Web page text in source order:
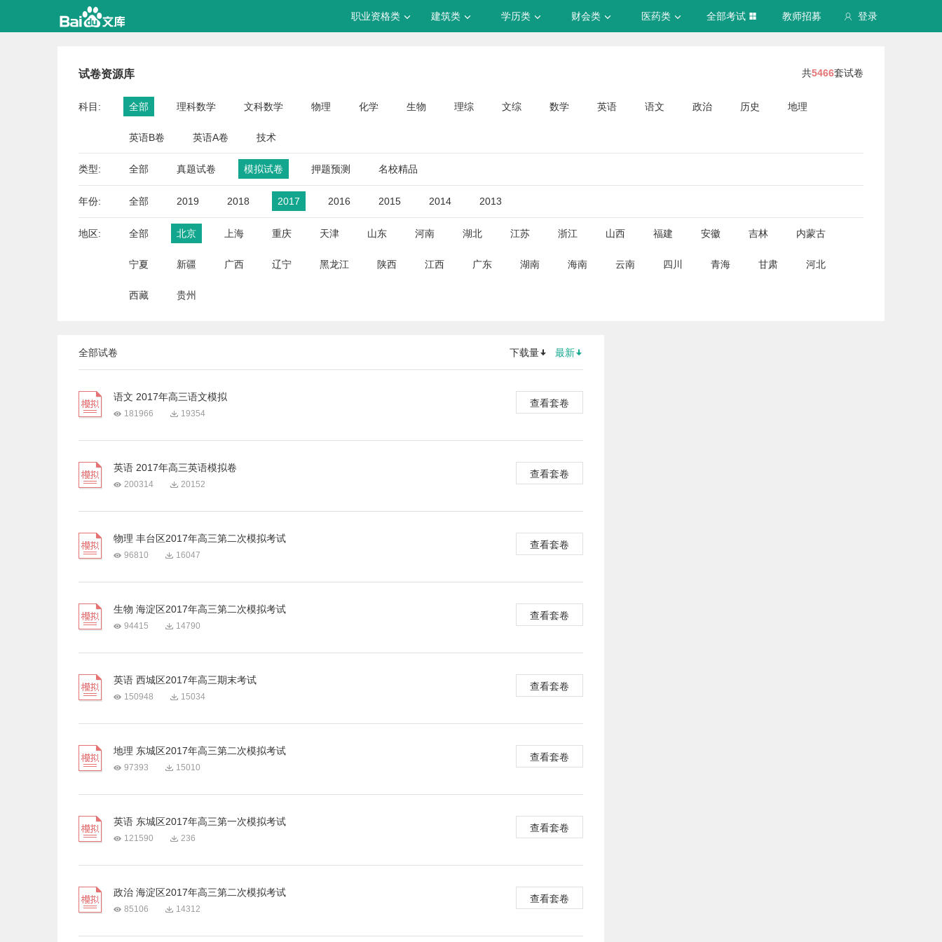
登录
职业资格类 建筑类 学历类 财会类 医药类 全部考试 教师招募
试卷资源库 共5466套试卷
科目: 全部 理科数学 文科数学 物理 化学 生物 理综 文综 数学 英语 语文 政治 历史 地理
英语B卷 英语A卷 技术
类型: 全部 真题试卷 模拟试卷 押题预测 名校精品
年份: 全部 2019 2018 2017 2016 2015 2014 2013
地区: 全部 北京 上海 重庆 天津 山东 河南 湖北 江苏 浙江 山西 福建 安徽 吉林 内蒙古
宁夏 新疆 广西 辽宁 黑龙江 陕西 江西 广东 湖南 海南 云南 四川 青海 甘肃 河北
西藏 贵州
全部试卷 下载量 最新
语文 2017年高三语文模拟
181966 19354
查看套卷
英语 2017年高三英语模拟卷
200314 20152
查看套卷
物理 丰台区2017年高三第二次模拟考试
96810 16047
查看套卷
生物 海淀区2017年高三第二次模拟考试
94415 14790
查看套卷
英语 西城区2017年高三期末考试
150948 15034
查看套卷
地理 东城区2017年高三第二次模拟考试
97393 15010
查看套卷
英语 东城区2017年高三第一次模拟考试
121590 236
查看套卷
政治 海淀区2017年高三第二次模拟考试
85106 14312
查看套卷